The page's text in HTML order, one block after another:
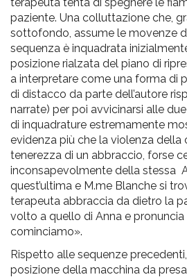
paziente. Una colluttazione che,
sottofondo, assume le movenze
sequenza è inquadrata
posizione rialzata del piano di
a interpretare come una forma di
di distacco da parte dell’autore
narrate) per poi avvicinarsi alle
di inquadrature estremamente
evidenza più che la violenza della
tenerezza di un abbraccio, forse
inconsapevolmente della stessa
quest’ultima e M.me Blanche si
terapeuta abbraccia da dietro la
volto a quello di Anna e
cominciamo».
Rispetto alle sequenze
posizione della macchina da